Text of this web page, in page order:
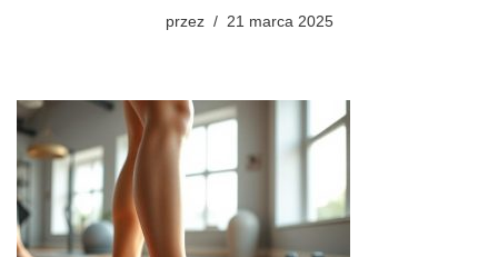
przez 21 marca 2025